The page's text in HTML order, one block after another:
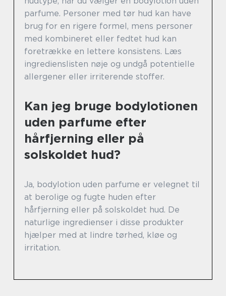
parfume. Personer med tør hud kan have
brug for en rigere formel, mens personer
med kombineret eller fedtet hud kan
foretrække en lettere konsistens. Læs
ingredienslisten nøje og undgå potentielle
allergener eller irriterende stoffer.
Kan jeg bruge bodylotionen
uden parfume efter
hårfjerning eller på
solskoldet hud?
Ja, bodylotion uden parfume er velegnet til
at berolige og fugte huden efter
hårfjerning eller på solskoldet hud. De
naturlige ingredienser i disse produkter
hjælper med at lindre tørhed, kløe og
irritation.